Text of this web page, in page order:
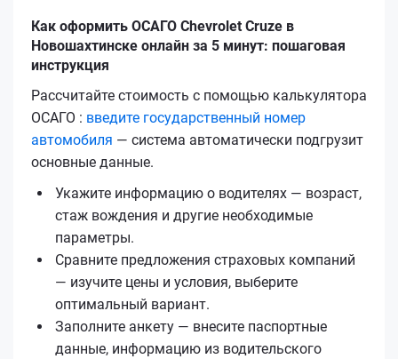
Как оформить ОСАГО Chevrolet Cruze в
Новошахтинске онлайн за 5 минут: пошаговая
инструкция
Рассчитайте стоимость с помощью калькулятора
ОСАГО : введите государственный номер
автомобиля — система автоматически подгрузит
основные данные.
Укажите информацию о водителях — возраст,
стаж вождения и другие необходимые
параметры.
Сравните предложения страховых компаний
— изучите цены и условия, выберите
оптимальный вариант.
Заполните анкету — внесите паспортные
данные, информацию из водительского